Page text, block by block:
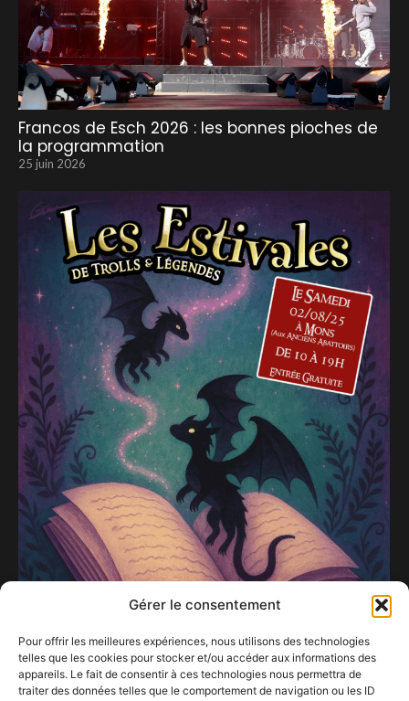
Gérer le consentement
Pour offrir les meilleures expériences, nous utilisons des technologies
telles que les cookies pour stocker et/ou accéder aux informations des
appareils. Le fait de consentir à ces technologies nous permettra de
traiter des données telles que le comportement de navigation ou les ID
Francos de Esch 2026 : les bonnes pioches de
la programmation
25 juin 2026